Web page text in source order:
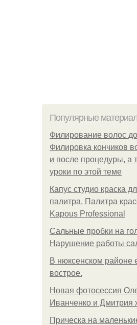
Популярные
Филирование волос
Филировка кончиков
и после процедуры, а
уроки по этой теме
Капус студио краска
палитра. Палитра
Kapous Professional
Сальные пробки на
Нарушение работы
В нюксенском районе
вострое.
Новая фотосессия
Иванченко и Дмитрия
Прическа на